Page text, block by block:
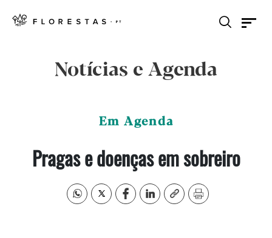
Notícias e Agenda
Em Agenda
Pragas e doenças em sobreiro